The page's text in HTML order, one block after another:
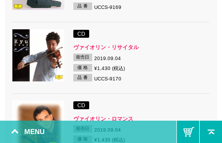
MENU
品 番 UCCS-9169
CD
ヴァイオリン・リサイタル
発売日 2019.09.04
価 格 ¥1,430 (税込)
品 番 UCCS-9170
CD
ヴァイオリン・ロマンス
発売日 2019.09.04
価 格 ¥1,430 (税込)